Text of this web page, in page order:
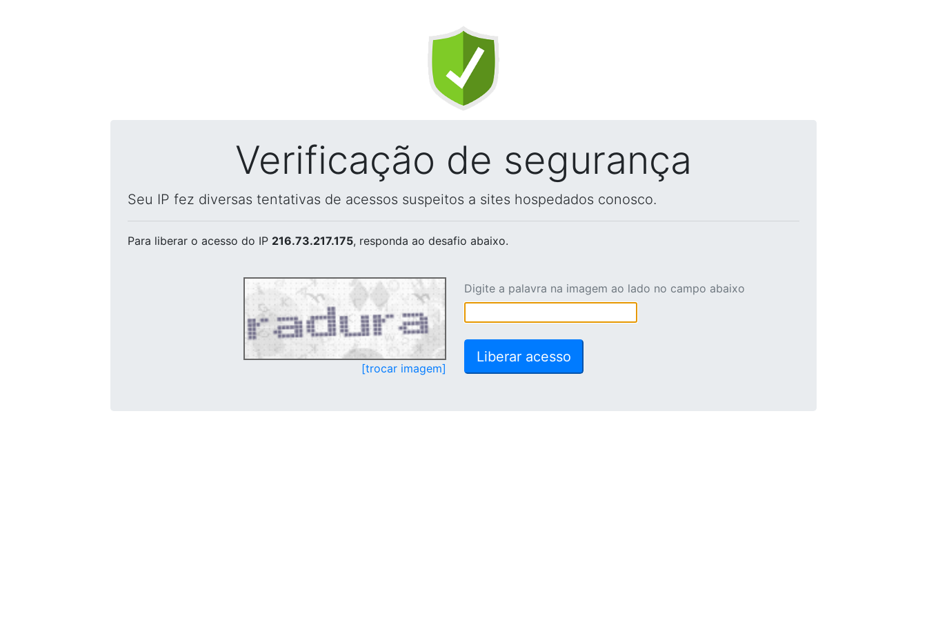
Verificação de segurança
Seu IP fez diversas tentativas de acessos suspeitos a sites hospedados conosco.
Para liberar o acesso do IP 216.73.217.175, responda ao desafio abaixo.
[trocar imagem]
Digite a palavra na imagem ao lado no campo abaixo